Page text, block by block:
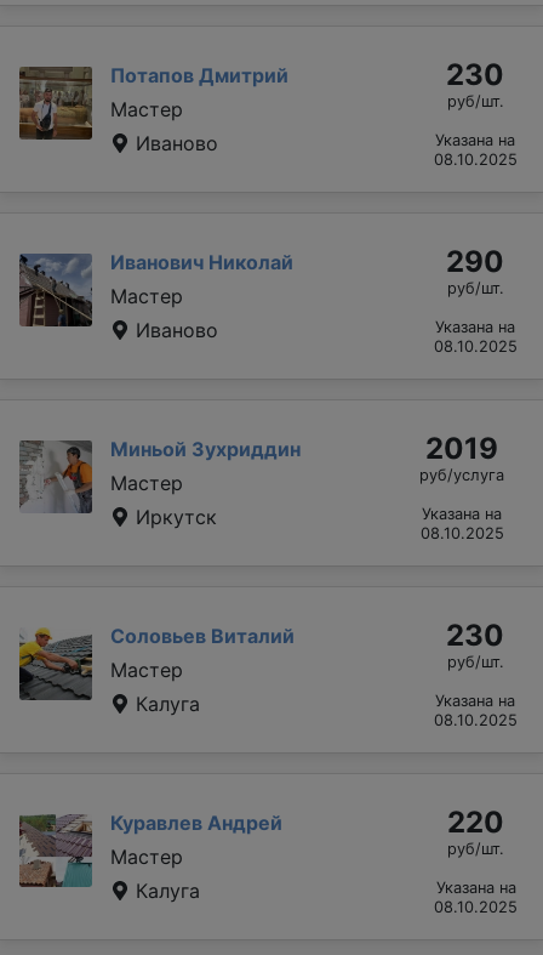
Потапов Дмитрий
Мастер
Иваново
230
руб/шт.
Указана на
08.10.2025
Иванович Николай
Мастер
Иваново
290
руб/шт.
Указана на
08.10.2025
Миньой Зухриддин
Мастер
Иркутск
2019
руб/услуга
Указана на
08.10.2025
Соловьев Виталий
Мастер
Калуга
230
руб/шт.
Указана на
08.10.2025
Куравлев Андрей
Мастер
Калуга
220
руб/шт.
Указана на
08.10.2025